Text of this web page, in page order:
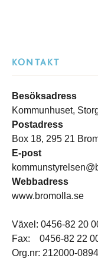
KONTAKT
Besöksadress
Kommunhuset,
Postadress
Box 18, 295 21
E-post
Webbadress
www.bromolla.se
Växel: 0456-82 20
Fax: 0456-82 22
Org.nr: 212000-0894